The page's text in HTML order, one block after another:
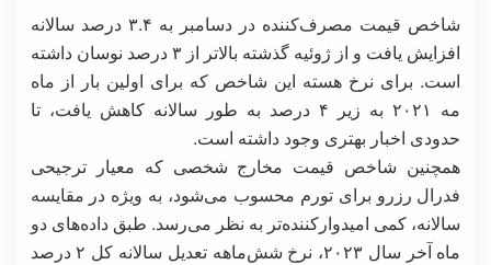
شاخص قیمت مصرف‌کننده در دسامبر به ۳.۴ درصد سالانه
افزایش یافت و از ژوئیه گذشته بالاتر از ۳ درصد نوسان داشته
است. برای نرخ هسته این شاخص که برای اولین بار از ماه
مه ۲۰۲۱ به زیر ۴ درصد به طور سالانه کاهش یافت، تا
حدودی اخبار بهتری وجود داشته است.
همچنین شاخص قیمت مخارج شخصی که معیار ترجیحی
فدرال رزرو برای تورم محسوب می‌شود، به ویژه در مقایسه
سالانه، کمی امیدوارکننده‌تر به نظر می‌رسد. طبق داده‌های دو
ماه آخر سال ۲۰۲۳، نرخ شش‌ماهه تعدیل سالانه کل ۲ درصد